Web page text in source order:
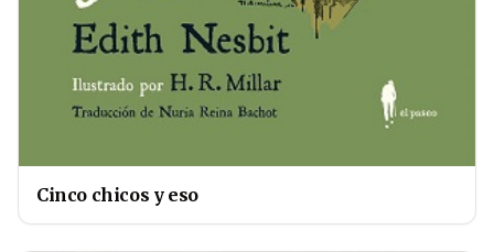
Cinco chicos y eso